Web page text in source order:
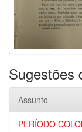
Sugestões
Assunto
PERÍODO